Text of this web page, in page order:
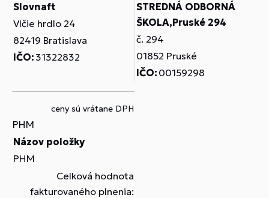
Slovnaft
Vlčie hrdlo 24
82419 Bratislava
IČO: 31322832
STREDNÁ ODBORNÁ
ŠKOLA,Pruské 294
č. 294
01852 Pruské
IČO: 00159298
ceny sú vrátane DPH
PHM
Názov položky
PHM
Celková hodnota
fakturovaného plnenia: